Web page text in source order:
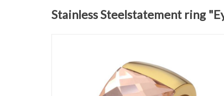
Stainless Steelstatement ring